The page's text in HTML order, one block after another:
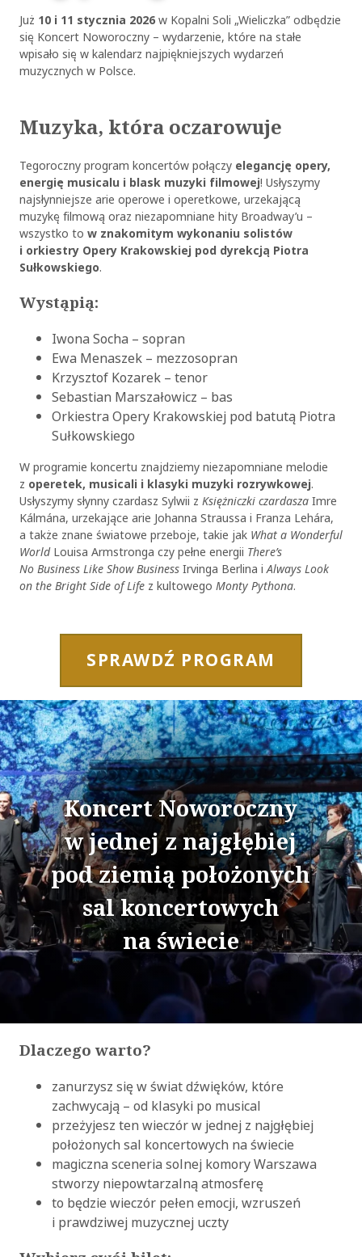
Już 10 i 11 stycznia 2026w Kopalni Soli „Wieliczka” odbędzie
się Koncert Noworoczny – wydarzenie, które na stałe
wpisało się w kalendarz najpiękniejszych wydarzeń
muzycznych w Polsce.
Muzyka, która oczarowuje
Tegoroczny program koncertów połączy elegancję opery,
energię musicalu i blask muzyki filmowej! Usłyszymy
najsłynniejsze arie operowe i operetkowe, urzekającą
muzykę filmową oraz niezapomniane hity Broadway’u –
wszystko to w znakomitym wykonaniu solistów
i orkiestry Opery Krakowskiej pod dyrekcją Piotra
Sułkowskiego.
Wystąpią:
Iwona Socha – sopran
Ewa Menaszek – mezzosopran
Krzysztof Kozarek – tenor
Sebastian Marszałowicz – bas
Orkiestra Opery Krakowskiej pod batutą Piotra
Sułkowskiego
W programie koncertu znajdziemy niezapomniane melodie
z operetek, musicali i klasyki muzyki rozrywkowej.
Usłyszymy słynny czardasz Sylwii z Księżniczki czardaszaImre
Kálmána, urzekające arie Johanna Straussa i Franza Lehára,
a także znane światowe przeboje, takie jak What a Wonderful
WorldLouisa Armstronga czy pełne energii There’s
No Business Like Show BusinessIrvinga Berlina iAlways Look
on the Bright Side of Lifez kultowego Monty Pythona.
SPRAWDŹ PROGRAM
Koncert Noworoczny
w jednej z najgłębiej
pod ziemią położonych
sal koncertowych
na świecie
Dlaczego warto?
zanurzysz się w świat dźwięków, które
zachwycają – od klasyki po musical
przeżyjesz ten wieczór w jednej z najgłębiej
położonych sal koncertowych na świecie
magiczna sceneria solnej komory Warszawa
stworzy niepowtarzalną atmosferę
to będzie wieczór pełen emocji, wzruszeń
i prawdziwej muzycznej uczty